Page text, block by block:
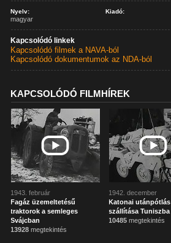
Nyelv:
magyar
Kiadó:
Kapcsolódó linkek
Kapcsolódó filmek a NAVA-ból
Kapcsolódó dokumentumok az NDA-ból
KAPCSOLÓDÓ FILMHÍREK
1943. február
Fagáz üzemeltetésű
traktorok a semleges
Svájcban
13928 megtekintés
1942. december
Katonai utánpótlás
szállítása Tuniszba
10485 megtekintés